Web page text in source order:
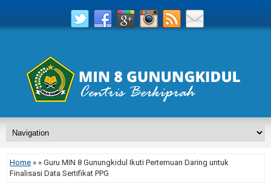
Home » » Guru MIN 8 Gunungkidul Ikuti Pertemuan Daring untuk
Finalisasi Data Sertifikat PPG